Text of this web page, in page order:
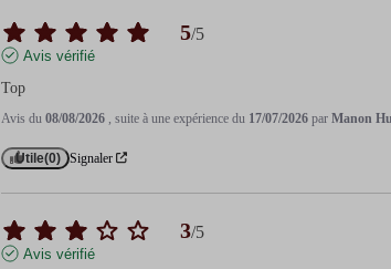
5/5
Avis vérifié
Top
Avis du08/08/2026 , suite à une expérience du 17/07/2026 parManon
Utile(0) Signaler
3/5
Avis vérifié